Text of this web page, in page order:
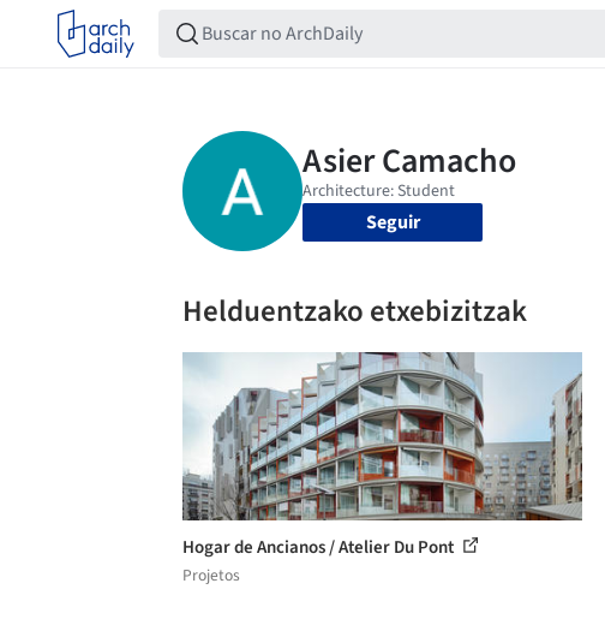
Seguir
Helduentzako etxebizitzak
Hogar de Ancianos / Atelier Du Pont
Projetos